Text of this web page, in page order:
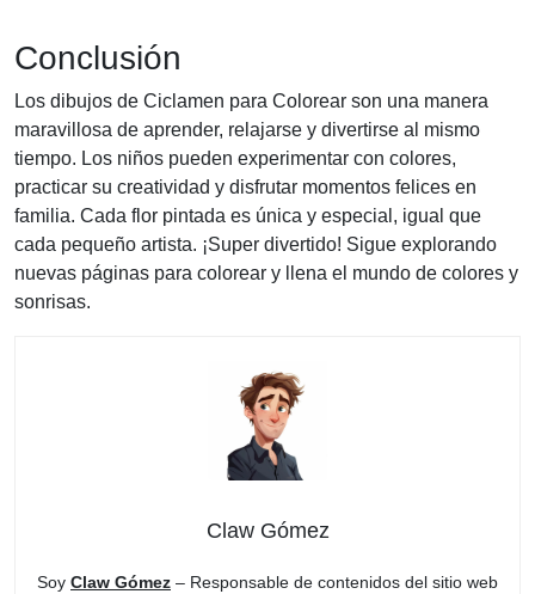
Conclusión
Los dibujos de Ciclamen para Colorear son una manera
maravillosa de aprender, relajarse y divertirse al mismo
tiempo. Los niños pueden experimentar con colores,
practicar su creatividad y disfrutar momentos felices en
familia. Cada flor pintada es única y especial, igual que
cada pequeño artista. ¡Super divertido! Sigue explorando
nuevas páginas para colorear y llena el mundo de colores y
sonrisas.
Claw Gómez
Soy Claw Gómez – Responsable de contenidos del sitio web